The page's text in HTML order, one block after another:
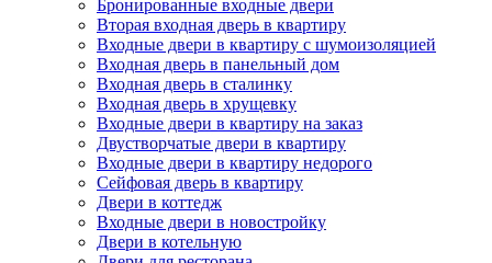
Бронированные входные двери
Вторая входная дверь в квартиру
Входные двери в квартиру с шумоизоляцией
Входная дверь в панельный дом
Входная дверь в сталинку
Входная дверь в хрущевку
Входные двери в квартиру на заказ
Двустворчатые двери в квартиру
Входные двери в квартиру недорого
Сейфовая дверь в квартиру
Двери в коттедж
Входные двери в новостройку
Двери в котельную